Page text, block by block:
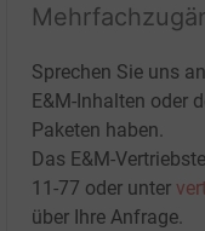
Sprechen Sie uns
E&M-Inhalten oder
Paketen haben.
Das E&M-
11-77 oder unter
über Ihre Anfrage.